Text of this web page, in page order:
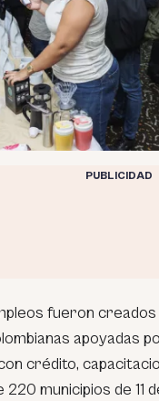
PUBLICIDAD
fueron
apoyadas
crédito,
municipios de 11